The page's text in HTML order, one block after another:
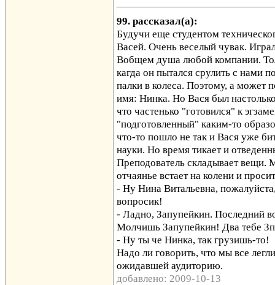
99. рассказал(а):
Будучи еще студентом
Васей. Очень веселый чувак.
Вобщем душа любой компании.
кагда он пытался срулить с нами
палки в колеса. Поэтому, а может
имя: Нинка. Но Вася был
что частенько "готовился" к
"подготовленный" каким-то
что-то пошло не так и Вася уже
науки. Но время тикает и
Преподователь складывает вещи.
отчаянье встает на колени и
- Ну Нина Витальевна,
вопросик!
- Ладно, Запупейкин. Последний
Молчишь Запупейкин! Два тебе
- Ну ты че Нинка, так грузишь-то!
Надо ли говорить, что мы все
ожидавшей аудиторию.
добавлено: 2009-10-13